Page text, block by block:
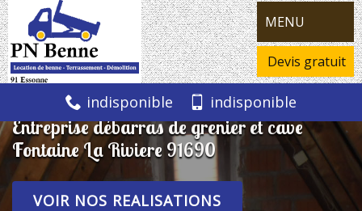
MENU
Devis gratuit
indisponible indisponible
Entreprise débarras de grenier et cave
Fontaine La Riviere 91690
VOIR NOS REALISATIONS